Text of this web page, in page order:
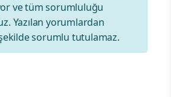
ve tüm sorumluluğu
Yazılan yorumlardan
sorumlu tutulamaz.